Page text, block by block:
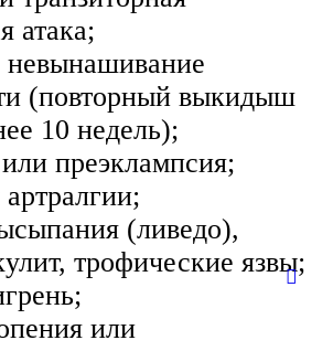
атака;
невынашивание
(повторный выкидыш
10 недель);
преэклампсия;
(ливедо),
трофические язвы;
или